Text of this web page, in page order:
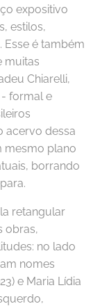
expositivo
estilos,
Esse é também
muitas
Chiarelli,
formal e
acervo dessa
mesmo plano
borrando
retangular
obras,
no lado
nomes
e Maria Lídia